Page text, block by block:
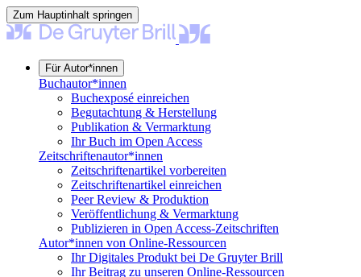
Zum Hauptinhalt springen
Für Autor*innen
Buchautor*innen
Buchexposé einreichen
Begutachtung & Herstellung
Publikation & Vermarktung
Ihr Buch im Open Access
Zeitschriftenautor*innen
Zeitschriftenartikel vorbereiten
Zeitschriftenartikel einreichen
Peer Review & Produktion
Veröffentlichung & Vermarktung
Publizieren in Open Access-Zeitschriften
Autor*innen von Online-Ressourcen
Ihr Digitales Produkt bei De Gruyter Brill
Ihr Beitrag zu unseren Online-Ressourcen